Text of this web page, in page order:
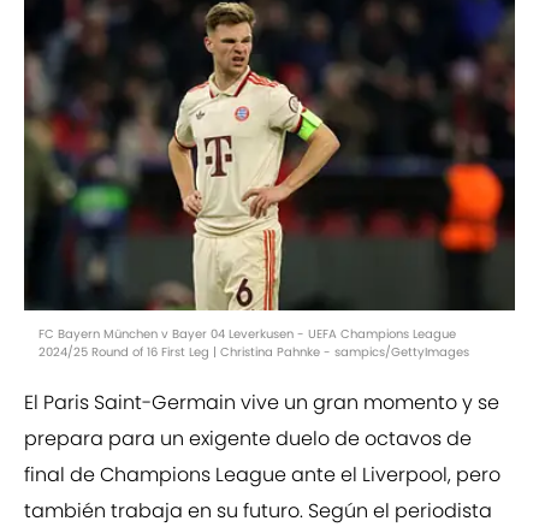
FC Bayern München v Bayer 04 Leverkusen - UEFA Champions League
2024/25 Round of 16 First Leg | Christina Pahnke - sampics/GettyImages
El Paris Saint-Germain vive un gran momento y se
prepara para un exigente duelo de octavos de
final de Champions League ante el Liverpool, pero
también trabaja en su futuro. Según el periodista